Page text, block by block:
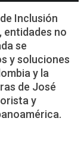
Inclusión
entidades no
se
y soluciones
y la
de José
y